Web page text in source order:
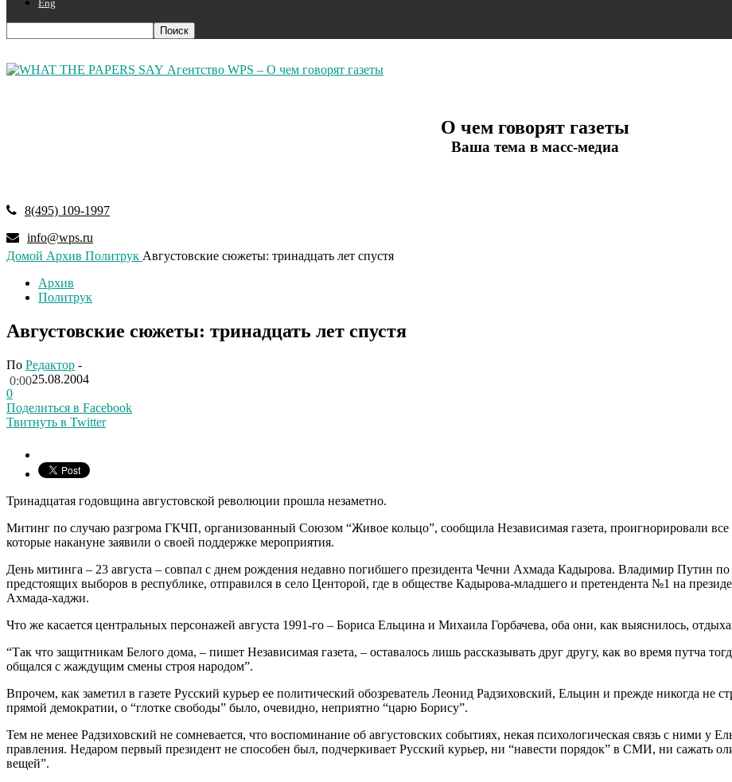
Eng
Агентство WPS – О чем говорят газеты
О чем говорят газеты
Ваша тема в масс-медиа
8(495) 109-1997
info@wps.ru
Домой Архив Политрук Августовские сюжеты: тринадцать лет спустя
Архив
Политрук
Августовские сюжеты: тринадцать лет спустя
По Редактор -
25.08.2004
0:00
0
Поделиться в Facebook
Твитнуть в Twitter
Тринадцатая годовщина августовской революции прошла незаметно.
Митинг по случаю разгрома ГКЧП, организованный Союзом “Живое кольцо”, сообщила Независимая газета, проигнорировали
которые накануне заявили о своей поддержке мероприятия.
День митинга – 23 августа – совпал с днем рождения недавно погибшего президента Чечни Ахмада Кадырова. Владимир Путин
предстоящих выборов в республике, отправился в село Центорой, где в обществе Кадырова-младшего и претендента №1 на
Ахмада-хаджи.
Что же касается центральных персонажей августа 1991-го – Бориса Ельцина и Михаила Горбачева, оба они, как выяснилось,
“Так что защитникам Белого дома, – пишет Независимая газета, – оставалось лишь рассказывать друг другу, как во время путча
общался с жаждущим смены строя народом”.
Впрочем, как заметил в газете Русский курьер ее политический обозреватель Леонид Радзиховский, Ельцин и прежде никогда не
прямой демократии, о “глотке свободы” было, очевидно, неприятно “царю Борису”.
Тем не менее Радзиховский не сомневается, что воспоминание об августовских событиях, некая психологическая связь с ними у
правления. Недаром первый президент не способен был, подчеркивает Русский курьер, ни “навести порядок” в СМИ, ни сажать
вещей”.